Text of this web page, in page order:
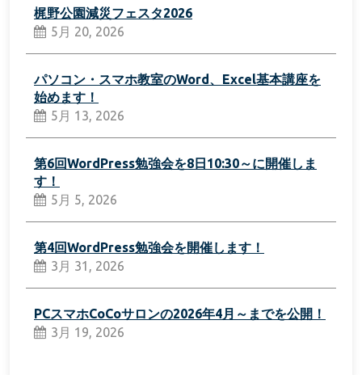
梶野公園減災フェスタ2026
5月 20, 2026
パソコン・スマホ教室のWord、Excel基本講座を
始めます！
5月 13, 2026
第6回WordPress勉強会を8日10:30～に開催しま
す！
5月 5, 2026
第4回WordPress勉強会を開催します！
3月 31, 2026
PCスマホCoCoサロンの2026年4月～までを公開！
3月 19, 2026